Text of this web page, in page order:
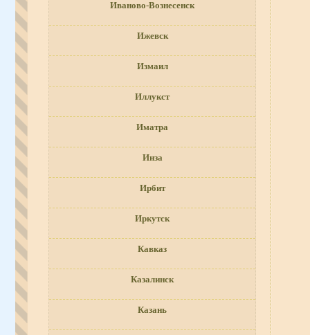
Иваново-Вознесенск
Ижевск
Измаил
Иллукст
Иматра
Инза
Ирбит
Иркутск
Кавказ
Казалинск
Казань